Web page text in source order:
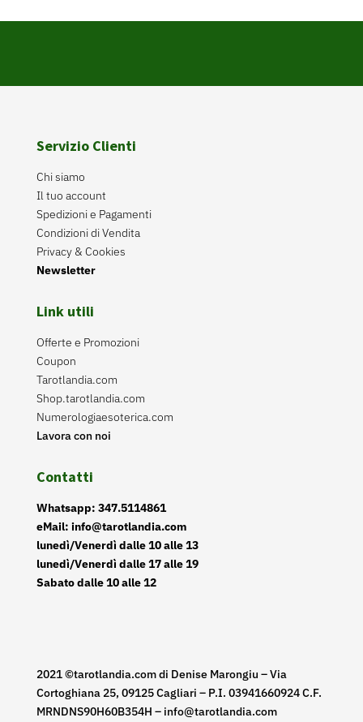
Servizio Clienti
Chi siamo
Il tuo account
Spedizioni e Pagamenti
Condizioni di Vendita
Privacy & Cookies
Newsletter
Link utili
Offerte e Promozioni
Coupon
Tarotlandia.com
Shop.tarotlandia.com
Numerologiaesoterica.com
Lavora con noi
Contatti
Whatsapp: 347.5114861
eMail: info@tarotlandia.com
lunedì/Venerdì dalle 10 alle 13
lunedì/Venerdì dalle 17 alle 19
Sabato dalle 10 alle 12
2021 ©tarotlandia.com di Denise Marongiu – Via
Cortoghiana 25, 09125 Cagliari – P.I. 03941660924 C.F.
MRNDNS90H60B354H – info@tarotlandia.com